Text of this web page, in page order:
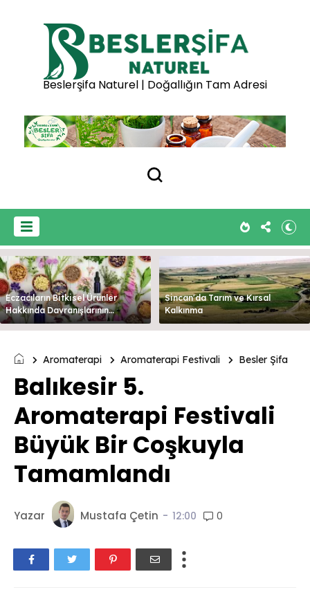
Beslerşifa Naturel | Doğallığın Tam Adresi
Eczacıların Bitkisel Ürünler
Hakkında Davranışlarının
Değerlendirilmesi
Sincan'da Tarım ve Kırsal
Kalkınma
Aromaterapi Aromaterapi Festivali Besler Şifa
Balıkesir 5.
Aromaterapi Festivali
Büyük Bir Coşkuyla
Tamamlandı
Yazar Mustafa Çetin - 12:00 0